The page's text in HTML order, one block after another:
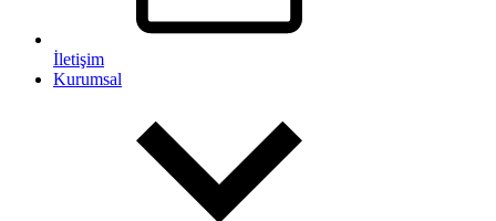
İletişim
Kurumsal